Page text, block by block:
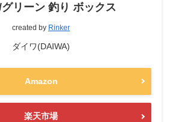
リーン 釣り ボックス
created by Rinker
ダイワ(DAIWA)
Amazon
楽天市場